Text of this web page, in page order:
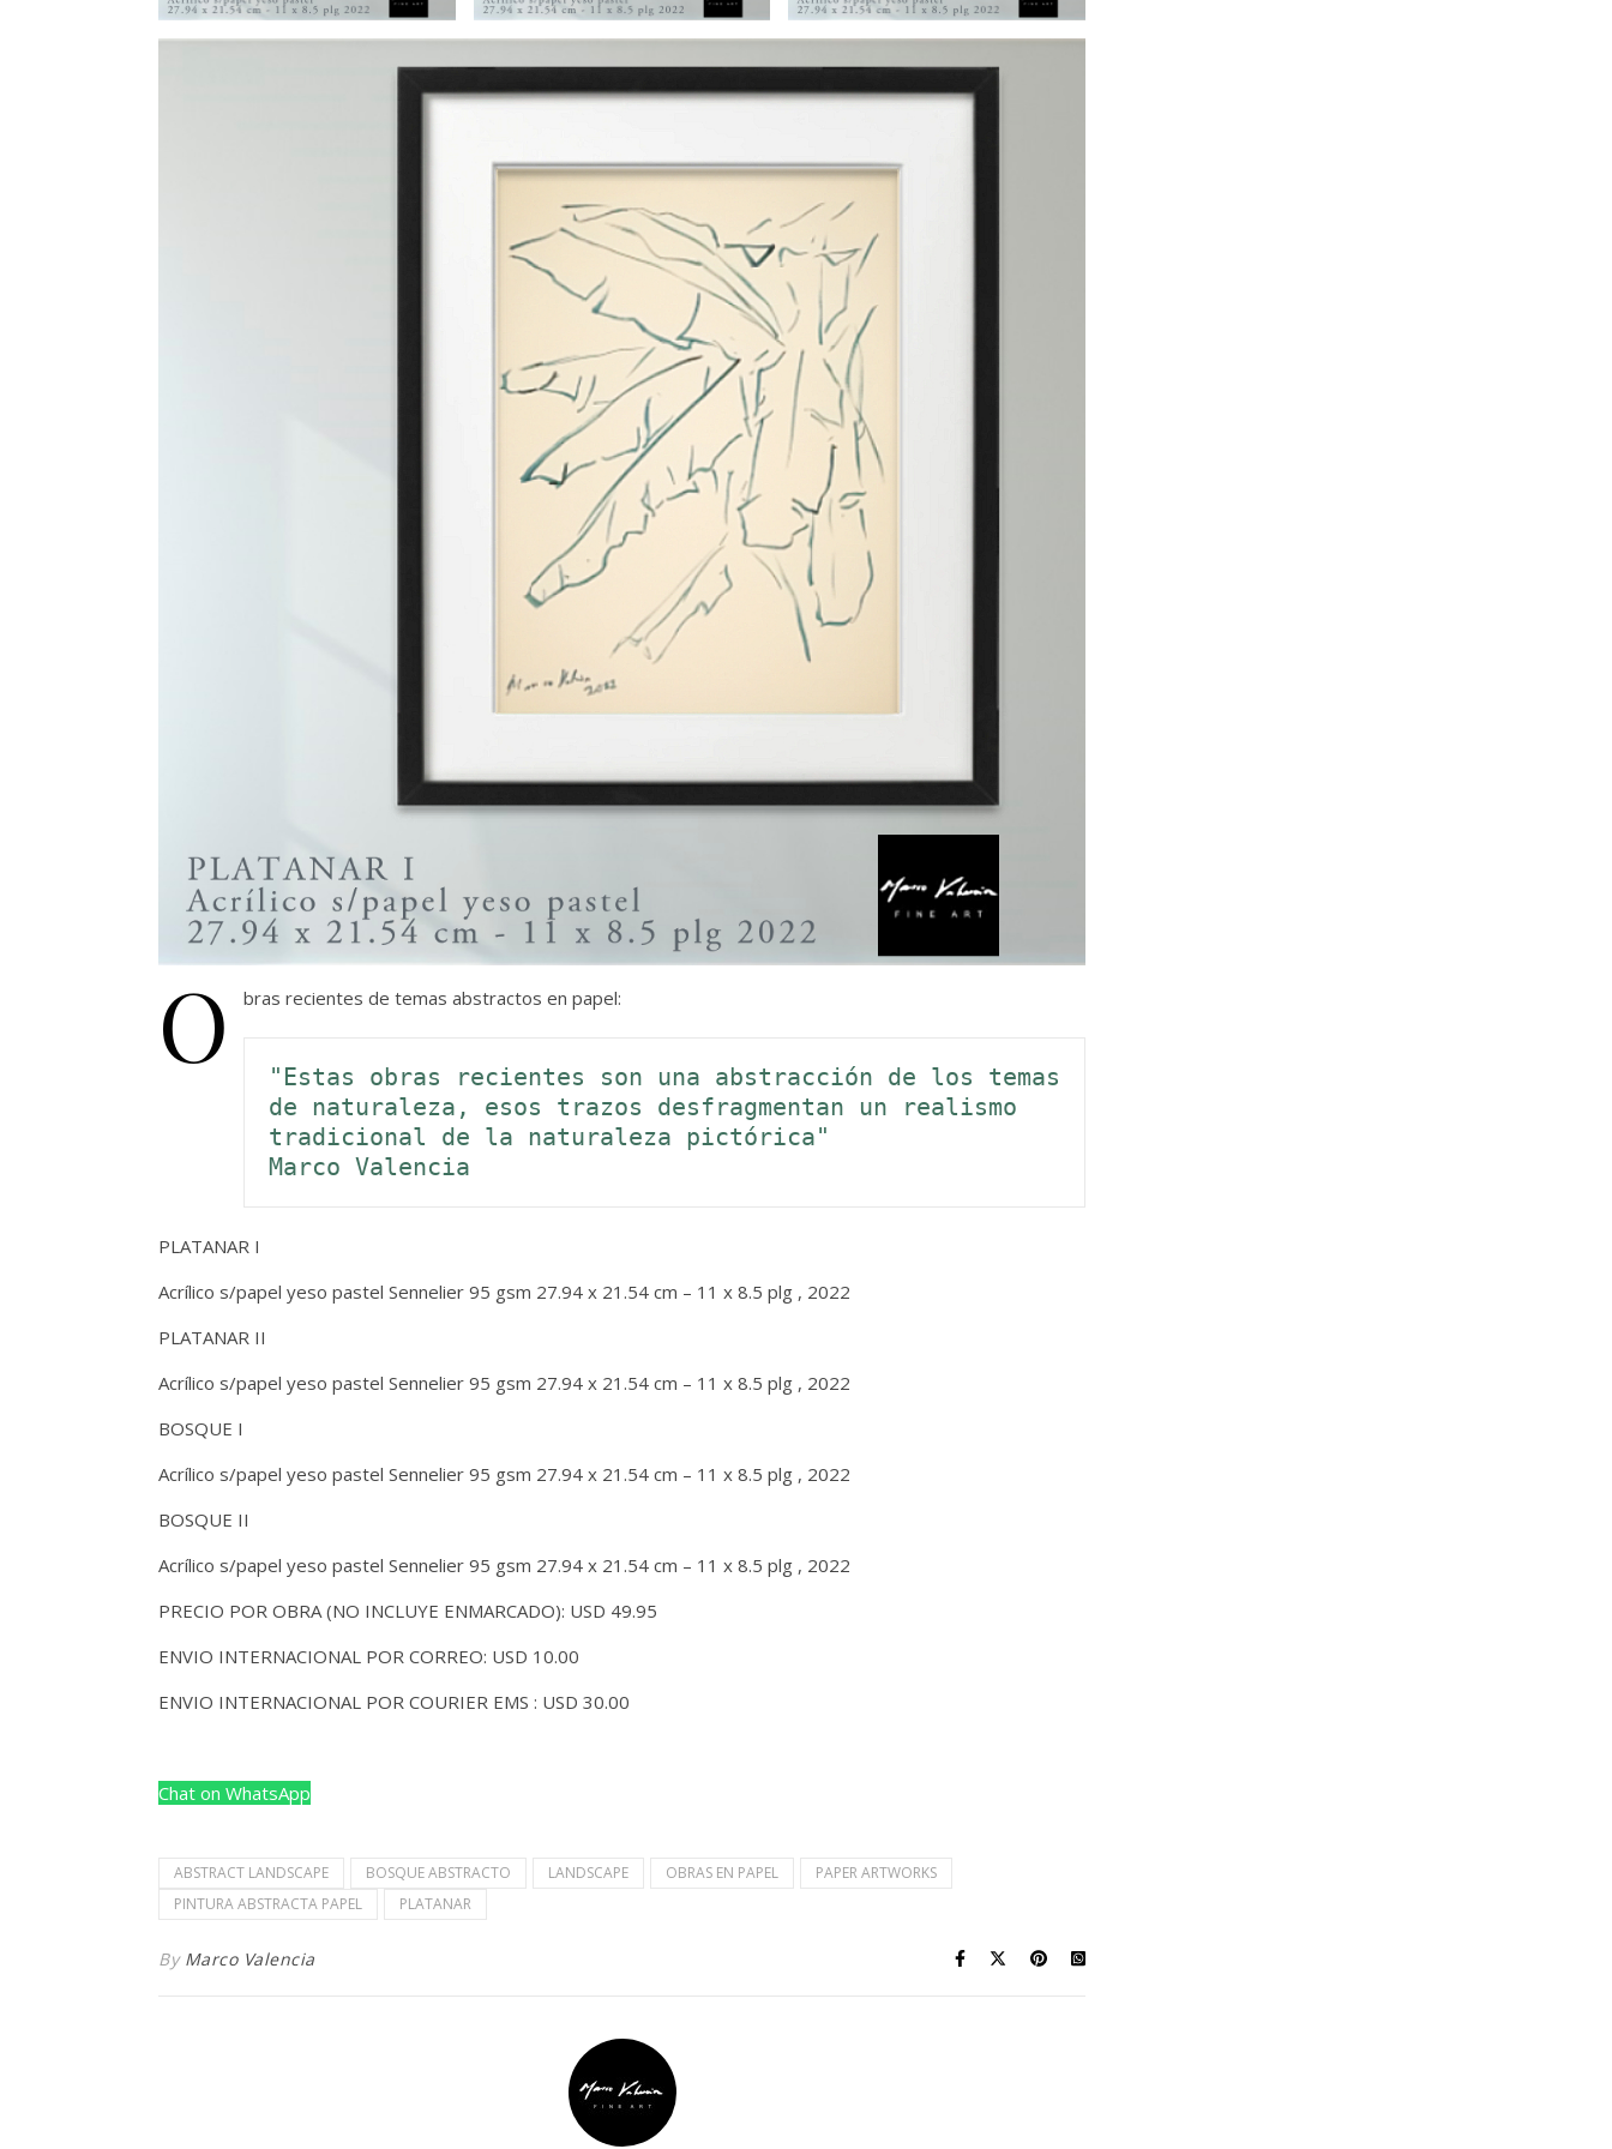
O bras recientes de temas abstractos en papel:
"Estas obras recientes son una abstracción de los temas
de naturaleza, esos trazos desfragmentan un realismo
tradicional de la naturaleza pictórica"
Marco Valencia
PLATANAR I
Acrílico s/papel yeso pastel Sennelier 95 gsm 27.94 x 21.54 cm – 11 x 8.5 plg , 2022
PLATANAR II
Acrílico s/papel yeso pastel Sennelier 95 gsm 27.94 x 21.54 cm – 11 x 8.5 plg , 2022
BOSQUE I
Acrílico s/papel yeso pastel Sennelier 95 gsm 27.94 x 21.54 cm – 11 x 8.5 plg , 2022
BOSQUE II
Acrílico s/papel yeso pastel Sennelier 95 gsm 27.94 x 21.54 cm – 11 x 8.5 plg , 2022
PRECIO POR OBRA (NO INCLUYE ENMARCADO): USD 49.95
ENVIO INTERNACIONAL POR CORREO: USD 10.00
ENVIO INTERNACIONAL POR COURIER EMS : USD 30.00
Chat on WhatsApp
ABSTRACT LANDSCAPE BOSQUE ABSTRACTO LANDSCAPE OBRAS EN PAPEL
PAPER ARTWORKS
PINTURA ABSTRACTA PAPEL
PLATANAR
By Marco Valencia